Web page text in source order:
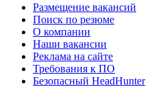
Размещение вакансий
Поиск по резюме
О компании
Наши вакансии
Реклама на сайте
Требования к ПО
Безопасный HeadHunter